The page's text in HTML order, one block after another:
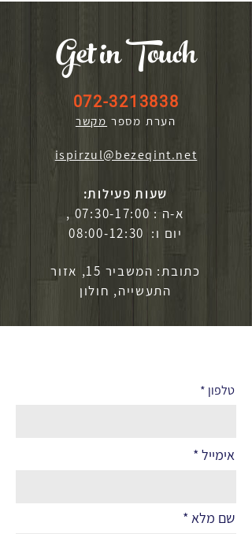
Get in Touch
072-3213838
הערת מספר מקשר
ispirzul@bezeqint.net
שעות פעילות:
א-ה : 07:30-17:00 ,
יום ו: 08:00-12:30
כתובת: המשביר 15, אזור
התעשייה, חולון
טלפון
אימייל
שם מלא